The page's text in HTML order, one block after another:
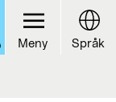
Meny Språk